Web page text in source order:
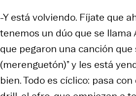
-Y está volviendo. Fíjate que
tenemos un dúo que se llama
que pegaron una canción que
(merenguetón)” y les está
bien. Todo es cíclico: pasa